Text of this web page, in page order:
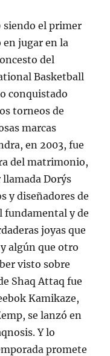
siendo el primer
en jugar en la
del
Basketball
conquistado
torneos de
marcas
en 2003, fue
del matrimonio,
Dorýs
y diseñadores de
fundamental y de
joyas que
algún que otro
visto sobre
Shaq Attaq fue
Kamikaze,
se lanzó en
Y lo
promete